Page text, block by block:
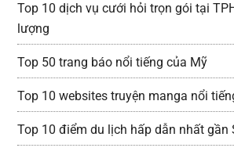
Top 10 dịch vụ cưới hỏi trọn gói tại
lượng
Top 50 trang báo nổi tiếng của Mỹ
Top 10 websites truyện manga nổi
Top 10 điểm du lịch hấp dẫn nhất gần